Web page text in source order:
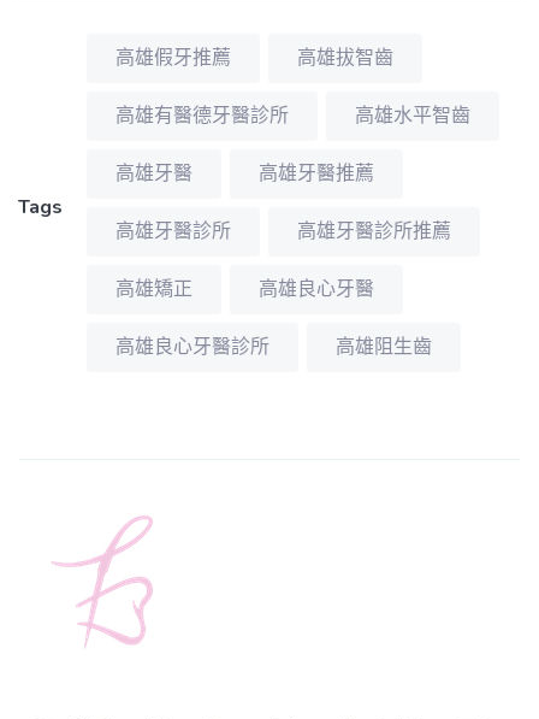
Tags
高雄假牙推薦 高雄拔智齒
高雄有醫德牙醫診所 高雄水平智齒
高雄牙醫 高雄牙醫推薦
高雄牙醫診所 高雄牙醫診所推薦
高雄矯正 高雄良心牙醫
高雄良心牙醫診所 高雄阻生齒